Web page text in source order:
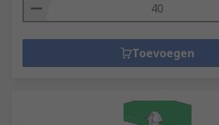
Toevoegen